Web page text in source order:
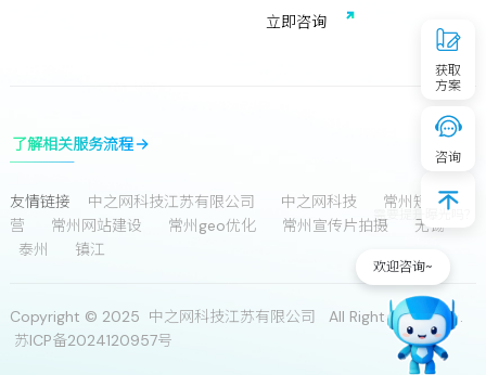
获取
方案
咨询
需要提升曝光吗？
欢迎咨询~
立即咨询
了解相关服务流程
友情链接 中之网科技江苏有限公司 中之网科技
常州短视频运
营
常州网站建设 常州geo优化 常州宣传片拍摄
无锡
泰州
镇江
Copyright © 2025 中之网科技江苏有限公司 All Rights Reserves.
苏ICP备2024120957号